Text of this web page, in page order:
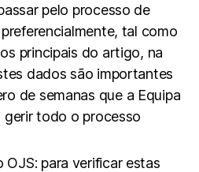
pelo processo de
tal como
principais do artigo, na
dados são importantes
de semanas que a Equipa
gerir todo o processo
OJS: para verificar estas